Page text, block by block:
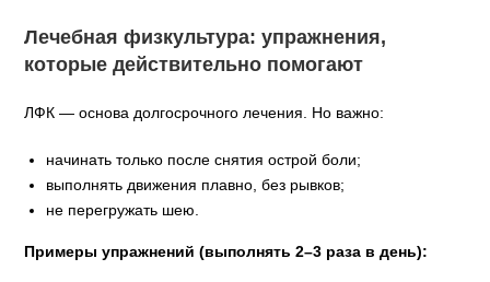
Лечебная физкультура: упражнения,
которые действительно помогают
ЛФК — основа долгосрочного лечения. Но важно:
начинать только после снятия острой боли;
выполнять движения плавно, без рывков;
не перегружать шею.
Примеры упражнений (выполнять 2–3 раза в день):